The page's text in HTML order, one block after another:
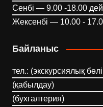
Сенбі — 9.00 -18.00
Жексенбі — 10.00 -
Байланыс
тел.: (экскурсиялық
(қабылдау)
(бухгалтерия)